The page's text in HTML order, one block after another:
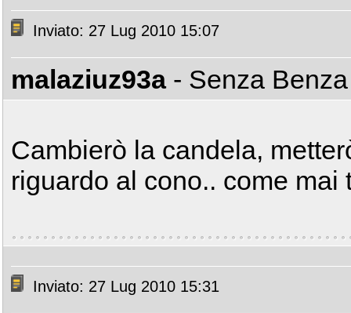
Inviato: 27 Lug 2010 15:07
malaziuz93a - Senza
Cambierò la candela,
riguardo al cono.. come
Inviato: 27 Lug 2010 15:31